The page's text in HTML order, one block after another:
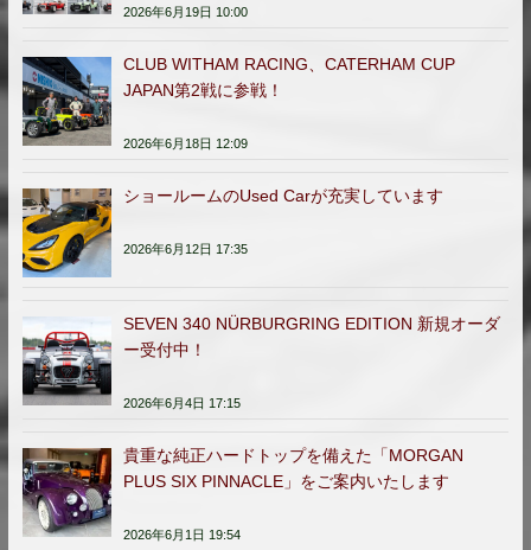
2026年6月19日 10:00
CLUB WITHAM RACING、CATERHAM CUP
JAPAN第2戦に参戦！
2026年6月18日 12:09
ショールームのUsed Carが充実しています
2026年6月12日 17:35
SEVEN 340 NÜRBURGRING EDITION 新規オーダ
ー受付中！
2026年6月4日 17:15
貴重な純正ハードトップを備えた「MORGAN
PLUS SIX PINNACLE」をご案内いたします
2026年6月1日 19:54